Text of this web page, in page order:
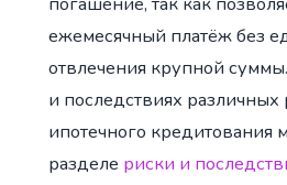
ежемесячный платёж без
отвлечения крупной
и последствиях
ипотечного кредитования
разделе риски и